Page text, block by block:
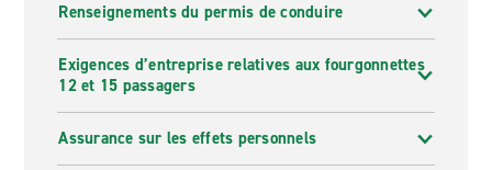
Renseignements du permis de conduire
Exigences d’entreprise relatives aux fourgonnettes
12 et 15 passagers
Assurance sur les effets personnels